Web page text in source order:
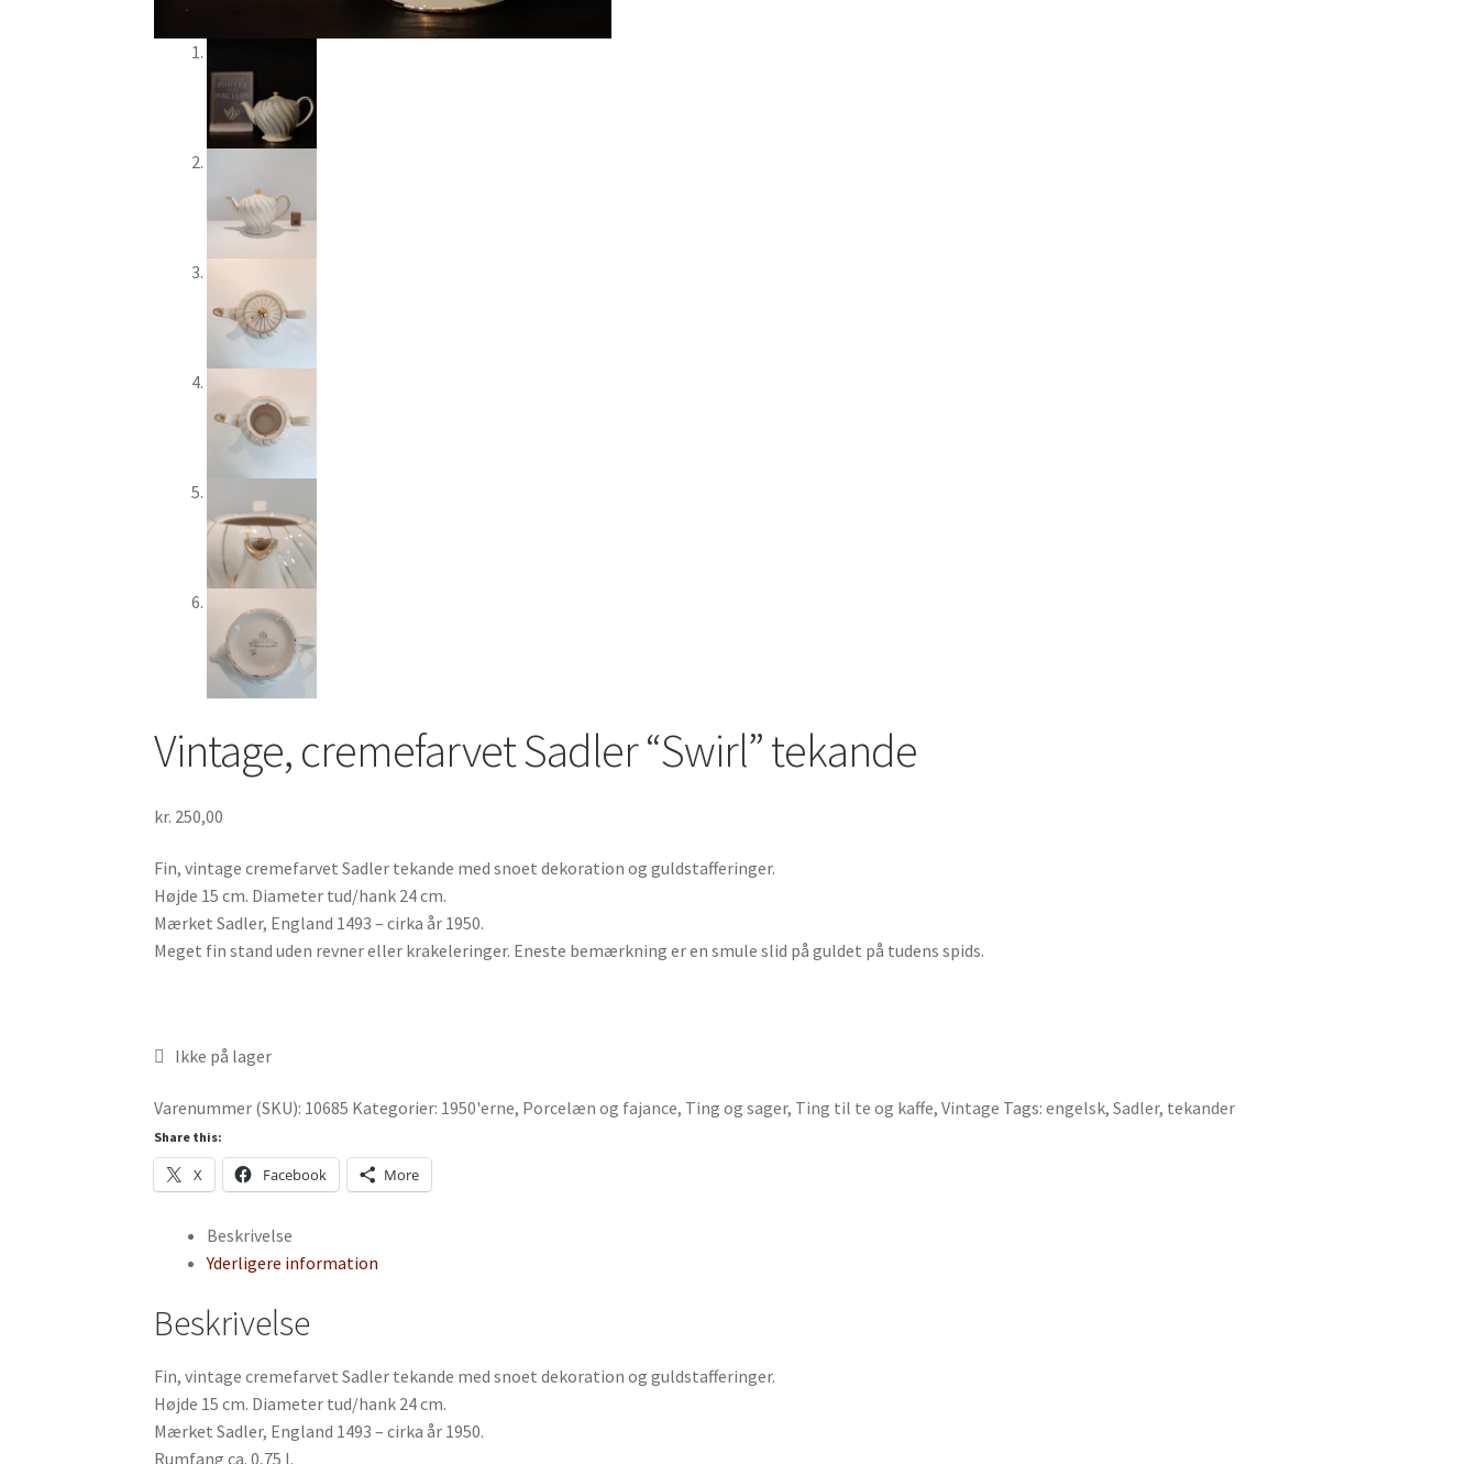
Vintage, cremefarvet Sadler “Swirl” tekande
kr. 250,00
Fin, vintage cremefarvet Sadler tekande med snoet dekoration og guldstafferinger.
Højde 15 cm. Diameter tud/hank 24 cm.
Mærket Sadler, England 1493 – cirka år 1950.
Meget fin stand uden revner eller krakeleringer. Eneste bemærkning er en smule slid på guldet på tudens spids.
Ikke på lager
Varenummer (SKU): 10685 Kategorier: 1950'erne, Porcelæn og fajance, Ting og sager, Ting til te og kaffe,Vintage Tags:engelsk,Sadler, tekander
Share this:
X Facebook More
Beskrivelse
Yderligere information
Beskrivelse
Fin, vintage cremefarvet Sadler tekande med snoet dekoration og guldstafferinger.
Højde 15 cm. Diameter tud/hank 24 cm.
Mærket Sadler, England 1493 – cirka år 1950.
Rumfang ca. 0,75 l.